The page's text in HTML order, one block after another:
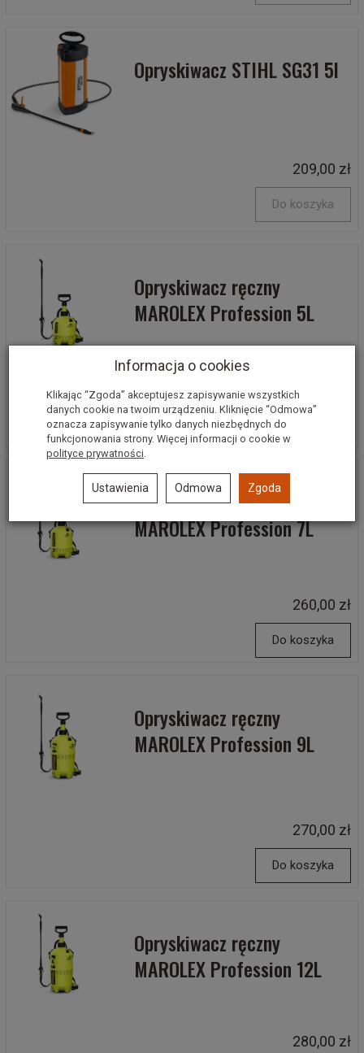
Opryskiwacz STIHL SG31 5l
209,00 zł
Do koszyka
Opryskiwacz ręczny
MAROLEX Profession 5L
250,00 zł
Do koszyka
Opryskiwacz ręczny
MAROLEX Profession 7L
260,00 zł
Do koszyka
Opryskiwacz ręczny
MAROLEX Profession 9L
270,00 zł
Do koszyka
Opryskiwacz ręczny
MAROLEX Profession 12L
280,00 zł
Informacja o cookies
Klikając “Zgoda” akceptujesz zapisywanie wszystkich
danych cookie na twoim urządzeniu. Kliknięcie “Odmowa”
oznacza zapisywanie tylko danych niezbędnych do
funkcjonowania strony. Więcej informacji o cookie w
polityce prywatności
Ustawienia Odmowa Zgoda